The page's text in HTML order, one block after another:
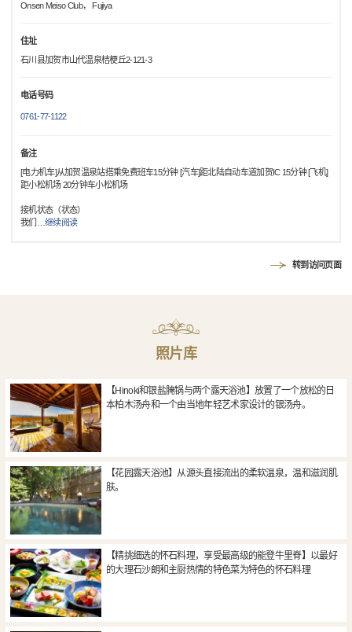
Onsen Meiso Club， Fujiya
住址
石川县加贺市山代温泉桔梗丘2-121-3
电话号码
0761-77-1122
备注
[电力机车]从加贺温泉站搭乘免费班车15分钟 [汽车]距北陆自动车道加贺IC 15分钟 [飞机]
距小松机场 20分钟车小松机场
接机状态（状态）
我们
继续阅读
转到访问页面
照片库
【Hinoki和银盐腌锅与两个露天浴池】放置了一个放松的日
本柏木汤舟和一个由当地年轻艺术家设计的银汤舟。
【花园露天浴池】从源头直接流出的柔软温泉，温和滋润肌
肤。
【精挑细选的怀石料理，享受最高级的能登牛里脊】以最好
的大理石沙朗和主厨热情的特色菜为特色的怀石料理